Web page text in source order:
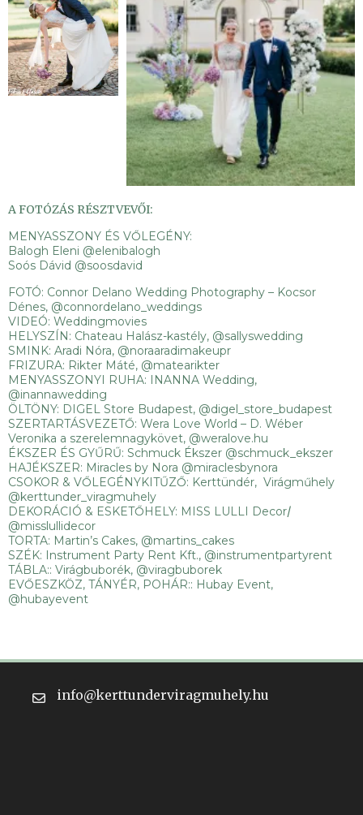
A FOTÓZÁS RÉSZTVEVŐI:
MENYASSZONY ÉS VŐLEGÉNY:
Balogh Eleni @elenibalogh
Soós Dávid @soosdavid
FOTÓ: Connor Delano Wedding Photography – Kocsor
Dénes, @connordelano_weddings
VIDEÓ: Weddingmovies
HELYSZÍN: Chateau Halász-kastély, @sallyswedding
SMINK: Aradi Nóra, @noraaradimakeupr
FRIZURA: Rikter Máté, @matearikter
MENYASSZONYI RUHA: INANNA Wedding,
@inannawedding
ÖLTÖNY: DIGEL Store Budapest, @digel_store_budapest
SZERTARTÁSVEZETŐ: Wera Love World – D. Wéber
Veronika a szerelemnagykövet, @weralove.hu
ÉKSZER ÉS GYŰRŰ: Schmuck Ékszer @schmuck_ekszer
HAJÉKSZER: Miracles by Nora @miraclesbynora
CSOKOR & VŐLEGÉNYKITŰZŐ: Kerttündér, Virágműhely
@kerttunder_viragmuhely
DEKORÁCIÓ & ESKETŐHELY: MISS LULLI Decor/
@misslullidecor
TORTA: Martin’s Cakes, @martins_cakes
SZÉK: Instrument Party Rent Kft., @instrumentpartyrent
TÁBLA:: Virágbuborék, @viragbuborek
EVŐESZKÖZ, TÁNYÉR, POHÁR:: Hubay Event,
@hubayevent
info@kerttunderviragmuhely.hu